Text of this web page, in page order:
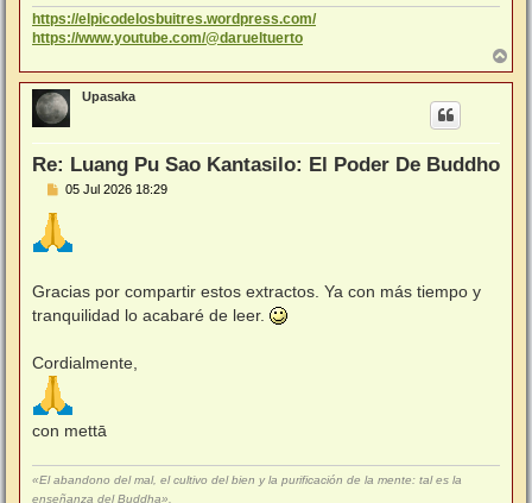
https://elpicodelosbuitres.wordpress.com/
https://www.youtube.com/@darueltuerto
r
r
Upasaka
Re: Luang Pu Sao Kantasilo: El Poder De Buddho
M
s
a
05 Jul 2026 18:29
Gracias por compartir estos extractos. Ya con más tiempo y
tranquilidad lo acabaré de leer.
Cordialmente,
con mettā
«El abandono del mal, el cultivo del bien y la purificación de la mente: tal es la
enseñanza del Buddha».